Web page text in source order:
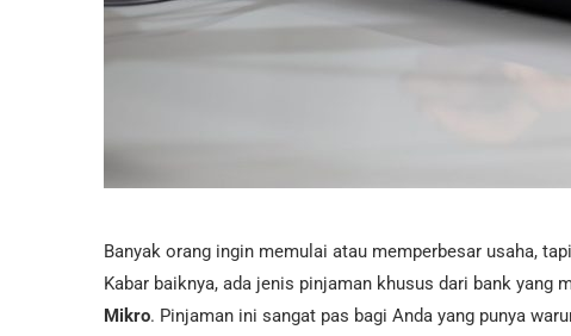
Banyak orang ingin memulai atau memperbesar usaha,
Kabar baiknya, ada jenis pinjaman khusus dari bank yang
Mikro. Pinjaman ini sangat pas bagi Anda yang punya